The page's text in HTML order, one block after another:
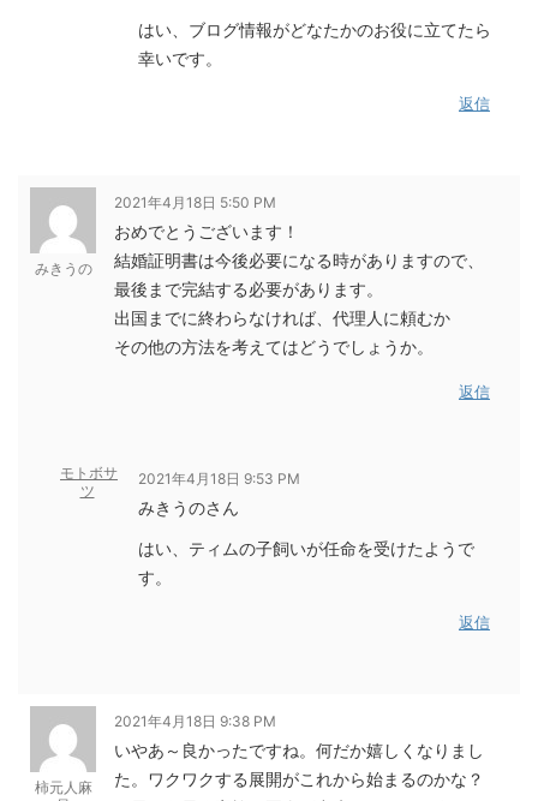
はい、ブログ情報がどなたかのお役に立てたら
幸いです。
返信
みきうの
2021年4月18日 5:50 PM
おめでとうございます！
結婚証明書は今後必要になる時がありますので、
最後まで完結する必要があります。
出国までに終わらなければ、代理人に頼むか
その他の方法を考えてはどうでしょうか。
返信
モトボサ
ツ
2021年4月18日 9:53 PM
みきうのさん
はい、ティムの子飼いが任命を受けたようで
す。
返信
柿元人麻
2021年4月18日 9:38 PM
いやあ～良かったですね。何だか嬉しくなりまし
た。ワクワクする展開がこれから始まるのかな？